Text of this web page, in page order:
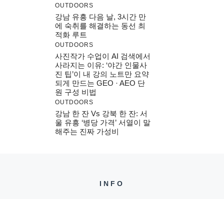
OUTDOORS
강남 유흥 다음 날, 3시간 만
에 숙취를 해결하는 동선 최
적화 루트
OUTDOORS
사진작가 수업이 AI 검색에서
사라지는 이유: ‘야간 인물사
진 팁’이 내 강의 노트만 요약
되게 만드는 GEO · AEO 단
원 구성 비법
OUTDOORS
강남 한 잔 Vs 강북 한 잔: 서
울 유흥 ‘병당 가격’ 서열이 말
해주는 진짜 가성비
INFO